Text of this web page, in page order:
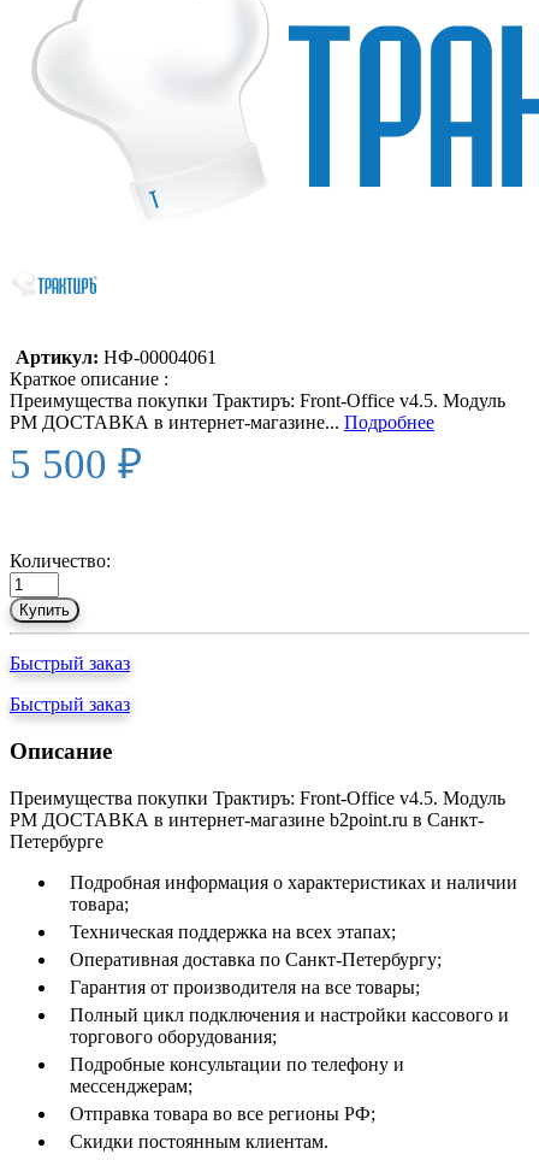
Артикул: НФ-00004061
Краткое описание :
Преимущества покупки Трактиръ: Front-Office v4.5. Модуль
РМ ДОСТАВКА в интернет-магазине... Подробнее
5 500 ₽
Количество:
Купить
Быстрый заказ
Быстрый заказ
Описание
Преимущества покупки Трактиръ: Front-Office v4.5. Модуль
РМ ДОСТАВКА в интернет-магазине b2point.ru в Санкт-
Петербурге
Подробная информация о характеристиках и наличии
товара;
Техническая поддержка на всех этапах;
Оперативная доставка по Санкт-Петербургу;
Гарантия от производителя на все товары;
Полный цикл подключения и настройки кассового и
торгового оборудования;
Подробные консультации по телефону и
мессенджерам;
Отправка товара во все регионы РФ;
Скидки постоянным клиентам.